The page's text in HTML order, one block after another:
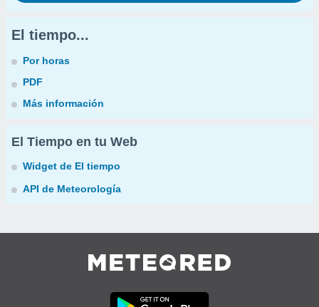
El tiempo...
Por horas
PDF
Más información
El Tiempo en tu Web
Widget de El tiempo
API de Meteorología